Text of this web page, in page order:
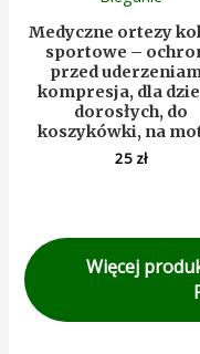
Medyczne ortezy
sportowe –
przed
kompresja, dla
dorosłych, do
koszykówki, na
25 zł
Więcej